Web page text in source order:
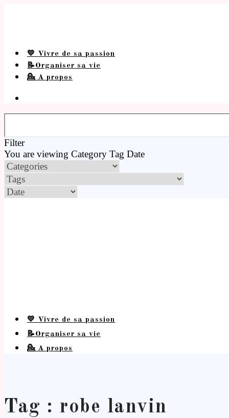
💛 Vivre de sa passion
📝Organiser sa vie
💁 A propos
Filter
You are viewing Category Tag Date
💛 Vivre de sa passion
📝Organiser sa vie
💁 A propos
Tag : robe lanvin